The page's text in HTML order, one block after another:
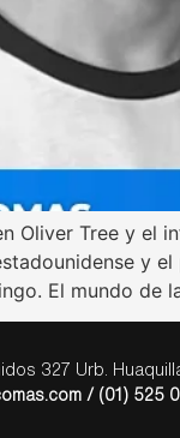
Oliver Tree y el
y
El mundo de
327 Urb.
/ (01) 525